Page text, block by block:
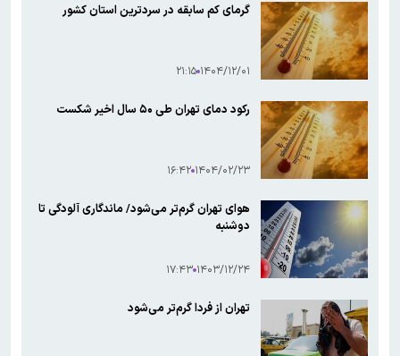
گرمای کم سابقه در سردترین استان کشور
۱۴۰۴/۱۲/۰۱ ۲۱:۱۵
رکود دمای تهران طی ۵۰ سال اخیر شکست
۱۴۰۴/۰۲/۲۳ ۱۶:۴۲
هوای تهران گرم‌تر می‌شود/ ماندگاری آلودگی تا
دوشنبه
۱۴۰۳/۱۲/۲۴ ۱۷:۴۳
تهران از فردا گرم‌تر می‌شود